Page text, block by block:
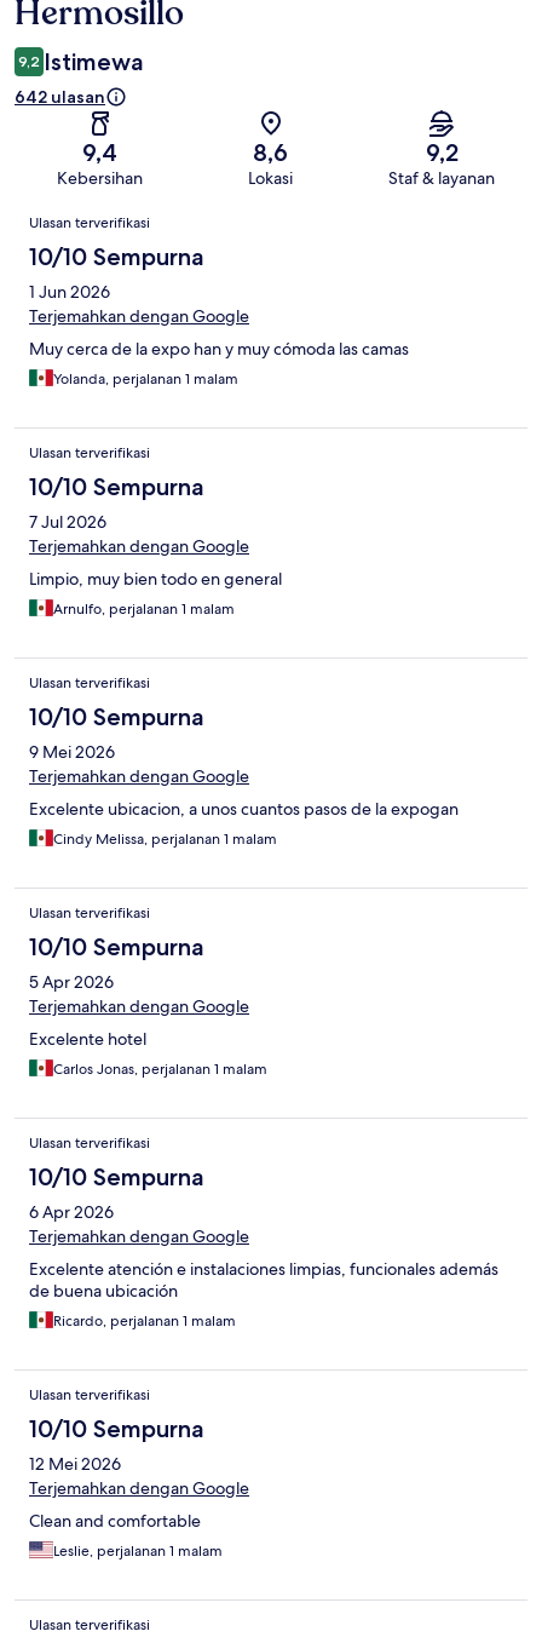
Hermosillo
9,2 Istimewa
642 ulasan
9,4
Kebersihan
8,6
Lokasi
9,2
Staf & layanan
Ulasan
Ulasan terverifikasi
10/10 Sempurna
1 Jun 2026
Terjemahkan dengan Google
Muy cerca de la expo han y muy cómoda las camas
Yolanda, perjalanan 1 malam
Ulasan terverifikasi
10/10 Sempurna
7 Jul 2026
Terjemahkan dengan Google
Limpio, muy bien todo en general
Arnulfo, perjalanan 1 malam
Ulasan terverifikasi
10/10 Sempurna
9 Mei 2026
Terjemahkan dengan Google
Excelente ubicacion, a unos cuantos pasos de la expogan
Cindy Melissa, perjalanan 1 malam
Ulasan terverifikasi
10/10 Sempurna
5 Apr 2026
Terjemahkan dengan Google
Excelente hotel
Carlos Jonas, perjalanan 1 malam
Ulasan terverifikasi
10/10 Sempurna
6 Apr 2026
Terjemahkan dengan Google
Excelente atención e instalaciones limpias, funcionales además
de buena ubicación
Ricardo, perjalanan 1 malam
Ulasan terverifikasi
10/10 Sempurna
12 Mei 2026
Terjemahkan dengan Google
Clean and comfortable
Leslie, perjalanan 1 malam
Ulasan terverifikasi